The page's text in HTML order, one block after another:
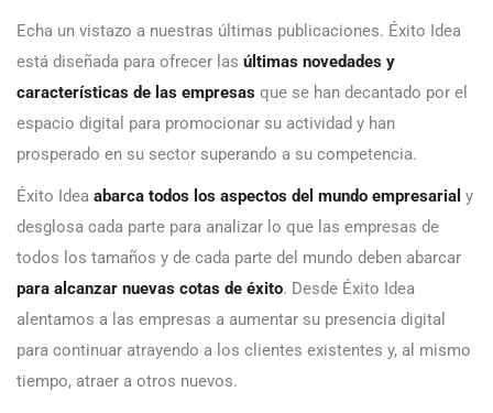
Echa un vistazo a nuestras últimas publicaciones. Éxito Idea
está diseñada para ofrecer las últimas novedades y
características de las empresas que se han decantado por el
espacio digital para promocionar su actividad y han
prosperado en su sector superando a su competencia.
Éxito Idea abarca todos los aspectos del mundo empresarial y
desglosa cada parte para analizar lo que las empresas de
todos los tamaños y de cada parte del mundo deben abarcar
para alcanzar nuevas cotas de éxito. Desde Éxito Idea
alentamos a las empresas a aumentar su presencia digital
para continuar atrayendo a los clientes existentes y, al mismo
tiempo, atraer a otros nuevos.